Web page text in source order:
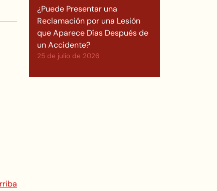
¿Puede Presentar una
Reclamación por una Lesión
que Aparece Días Después de
un Accidente?
25 de julio de 2026